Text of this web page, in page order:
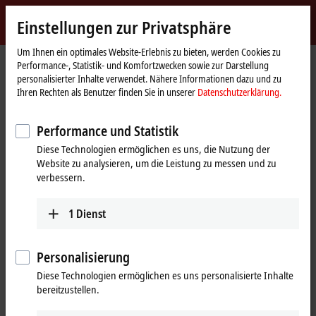
Beckhoff
-
New
Automation
Technology
myBeckhoff
StartseiteUnternehmen
News
Mit Klick auf "Akzeptieren" zeigen wir das Video und passen die
Einstellung zur Privatsphäre an, dabei wird externer Inhalt von
Vimeo geladen. Beachten Sie dazu bitte unsere
Einstellungen zur Privatsphäre
Um Ihnen ein optimales Website-Erlebnis zu bieten, werden Cookies zu
Performance-, Statistik- und Komfortzwecken sowie zur Darstellung
personalisierter Inhalte verwendet. Nähere Informationen dazu und zu
Ihren Rechten als Benutzer finden Sie in unserer Datenschutzerklärung.
Performance und Statistik
Diese Technologien ermöglichen es uns, die Nutzung der
Website zu analysieren, um die Leistung zu messen und zu
verbessern.
1 Dienst
Personalisierung
Diese Technologien ermöglichen es uns personalisierte Inhalte
bereitzustellen.